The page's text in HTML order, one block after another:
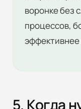
воронке без
процессов,
эффективнее
5. Когда